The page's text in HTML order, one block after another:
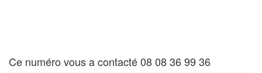
Ce numéro vous a contacté 08 08 36 99 36